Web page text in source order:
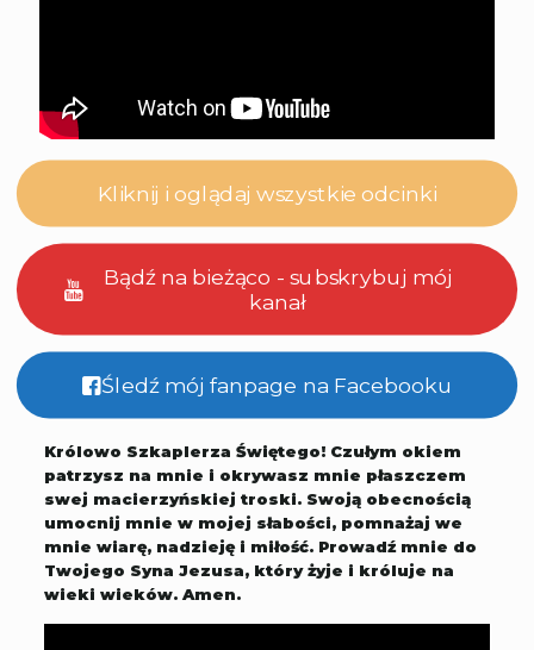
Kliknij i oglądaj wszystkie odcinki
Bądź na bieżąco - subskrybuj mój
kanał
Śledź mój fanpage na Facebooku
Królowo Szkaplerza Świętego! Czułym okiem
patrzysz na mnie i okrywasz mnie płaszczem
swej macierzyńskiej troski. Swoją obecnością
umocnij mnie w mojej słabości, pomnażaj we
mnie wiarę, nadzieję i miłość. Prowadź mnie do
Twojego Syna Jezusa, który żyje i króluje na
wieki wieków. Amen.